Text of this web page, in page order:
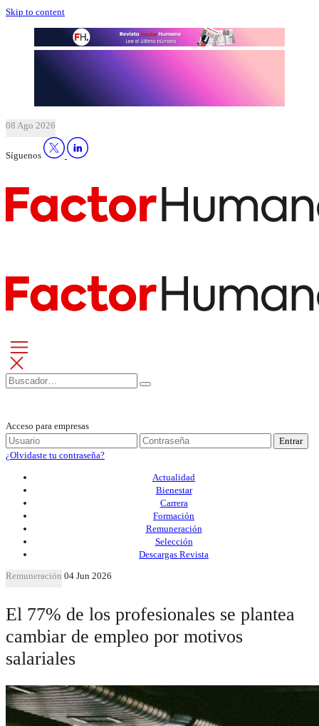
Skip to content
08 Ago 2026
Síguenos
Acceso para empresas
Entrar
¿Olvidaste tu contraseña?
Actualidad
Bienestar
Carrera
Formación
Remuneración
Selección
Descargas Revista
Remuneración 04 Jun 2026
El 77% de los profesionales se plantea
cambiar de empleo por motivos
salariales